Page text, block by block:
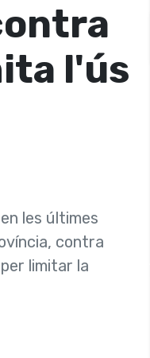
l'ús
les últimes
contra
limitar la